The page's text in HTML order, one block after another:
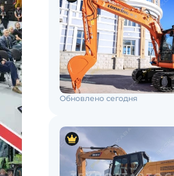
Обновлено сегодня